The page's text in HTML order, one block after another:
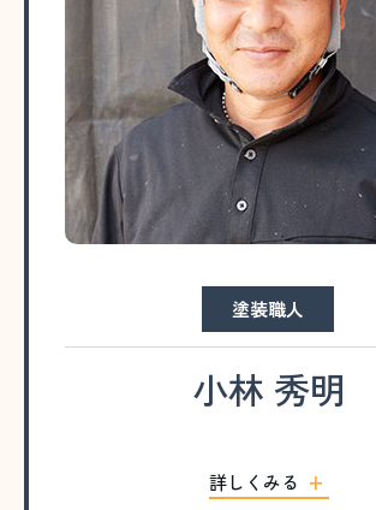
塗装職人
小林 秀明
詳しくみる